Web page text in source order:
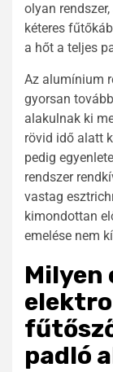
olyan
kéteres
a hőt a teljes
Az alumínium
gyorsan
alakulnak ki
rövid idő alatt
pedig
rendszer
vastag
kimondottan
emelése nem
Milyen
padló